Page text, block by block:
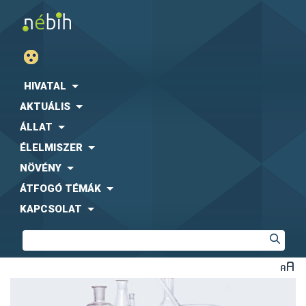
HIVATAL
AKTUÁLIS
ÁLLAT
ÉLELMISZER
NÖVÉNY
ÁTFOGÓ TÉMÁK
KAPCSOLAT